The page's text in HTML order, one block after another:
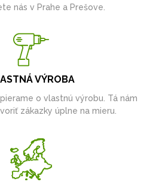
nás v Prahe a Prešove.
VÝROBA
o vlastnú výrobu. Tá nám
zákazky úplne na mieru.